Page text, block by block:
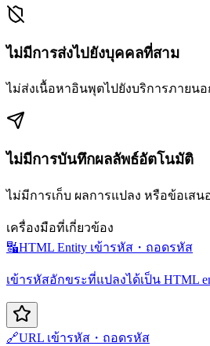
ไม่มีการส่งไปยังบุคคลที่สาม
ไม่ส่งเนื้อหาอินพุตไปยังบริการภาย
ไม่มีการบันทึกผลลัพธ์อัตโนมัติ
ไม่มีการเก็บ ผลการแปลง หรือข้อเสน
เครื่องมือที่เกี่ยวข้อง
🔣HTML Entity เข้ารหัส・ถอดรหัส
เข้ารหัสอักขระที่แปลงได้เป็น HTML
🔗URL เข้ารหัส・ถอดรหัส